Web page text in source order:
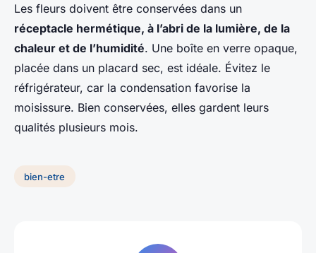
Les fleurs doivent être conservées dans un
réceptacle hermétique, à l’abri de la lumière, de la
chaleur et de l’humidité. Une boîte en verre opaque,
placée dans un placard sec, est idéale. Évitez le
réfrigérateur, car la condensation favorise la
moisissure. Bien conservées, elles gardent leurs
qualités plusieurs mois.
bien-etre